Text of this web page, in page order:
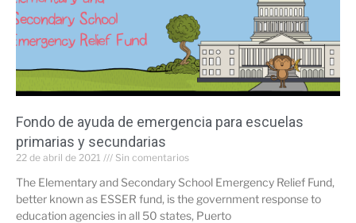
Fondo de ayuda de emergencia para escuelas
primarias y secundarias
22 de abril de 2021 Sin comentarios
The Elementary and Secondary School Emergency Relief Fund,
better known as ESSER fund, is the government response to
education agencies in all 50 states, Puerto